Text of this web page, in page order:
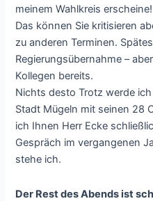
meinem Wahlkreis erscheine!
Das können Sie kritisieren
zu anderen Terminen.
Regierungsübernahme –
Kollegen bereits.
Nichts desto Trotz werde
Stadt Mügeln mit seinen 28
ich Ihnen Herr Ecke
Gespräch im vergangenen
stehe ich.
Der Rest des Abends ist